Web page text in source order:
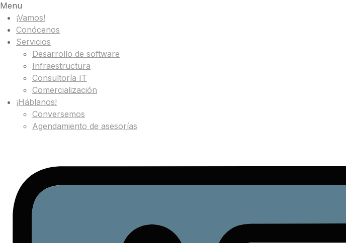
Menu
¡Vamos!
Conócenos
Servicios
Desarrollo de software
Infraestructura
Consultoría IT
Comercialización
¡Háblanos!
Conversemos
Agendamiento de asesorías